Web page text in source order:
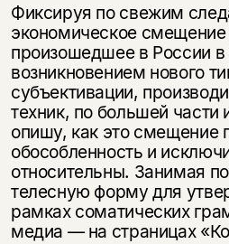
Фиксируя по свежим
экономическое смещение
произошедшее в России
возникновением нового
субъективации,
техник, по большей части
опишу, как это смещение
обособленность и
относительны. Занимая
телесную форму для
рамках соматических
медиа — на страницах